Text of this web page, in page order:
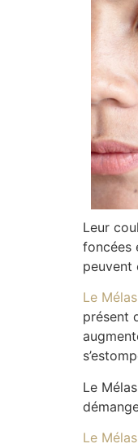
Leur
foncées
peuvent
Le
présent
Le
Le